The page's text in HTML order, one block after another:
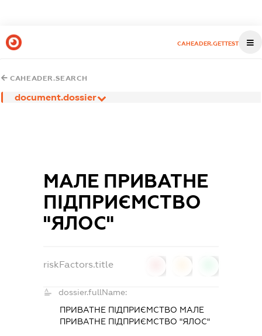
CAHEADER.GETTEST
CAHEADER.SEARCH
document.dossier
МАЛЕ ПРИВАТНЕ
ПІДПРИЄМСТВО
"ЯЛОС"
riskFactors.title
dossier.fullName:
ПРИВАТНЕ ПІДПРИЄМСТВО МАЛЕ
ПРИВАТНЕ ПІДПРИЄМСТВО "ЯЛОС"